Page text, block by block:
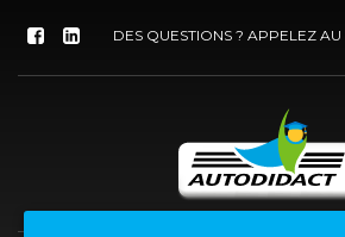
DES QUESTIONS ? APPELEZ AU